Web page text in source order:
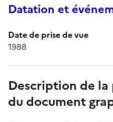
Datation et
Date de prise de vue
1988
Description de
du document